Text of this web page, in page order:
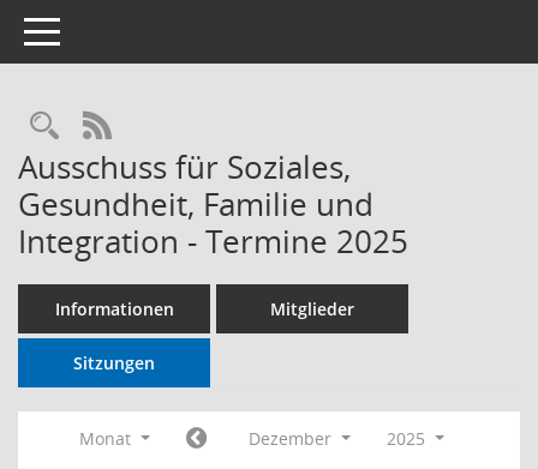
Toggle navigation
RSS-Feed
Ausschuss für Soziales,
Gesundheit, Familie und
Integration - Termine 2025
Informationen Mitglieder
Sitzungen
Monat Dezember
2025